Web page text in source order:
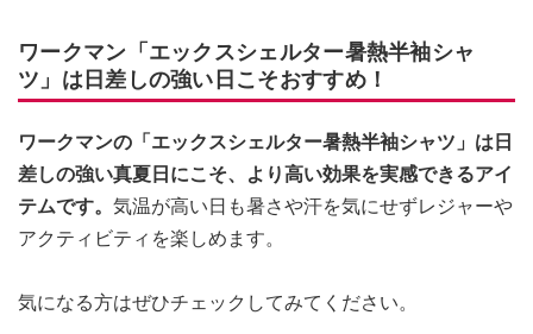
ワークマン「エックスシェルター暑熱半袖シャ
ツ」は日差しの強い日こそおすすめ！
ワークマンの「エックスシェルター暑熱半袖シャツ」は日
差しの強い真夏日にこそ、より高い効果を実感できるアイ
テムです。 気温が高い日も暑さや汗を気にせずレジャーや
アクティビティを楽しめます。
気になる方はぜひチェックしてみてください。